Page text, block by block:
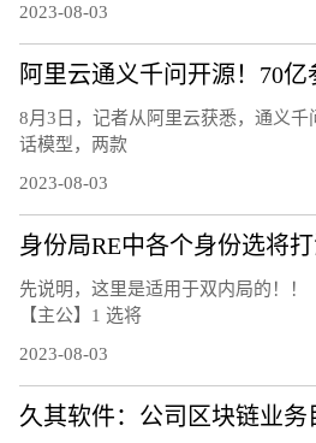
2023-08-03
8月3日，记者从阿里云获悉，通义
话模型，两款
2023-08-03
身份局RE中各个身份选将
先说明，这里是适用于双内局的！！
【主公】1 选将
2023-08-03